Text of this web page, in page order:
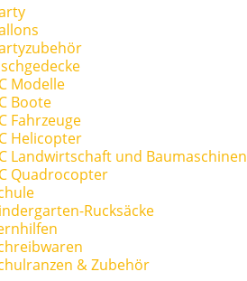
Modelle
Boote
Fahrzeuge
Helicopter
Landwirtschaft und Baumaschinen
Quadrocopter
Rucksäcke
& Zubehör